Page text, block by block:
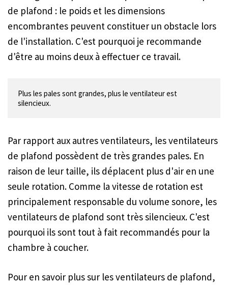
de plafond : le poids et les dimensions
encombrantes peuvent constituer un obstacle lors
de l'installation. C'est pourquoi je recommande
d'être au moins deux à effectuer ce travail.
Plus les pales sont grandes, plus le ventilateur est
Par rapport aux autres ventilateurs, les ventilateurs
de plafond possèdent de très grandes pales. En
raison de leur taille, ils déplacent plus d'air en une
seule rotation. Comme la vitesse de rotation est
principalement responsable du volume sonore, les
ventilateurs de plafond sont très silencieux. C'est
pourquoi ils sont tout à fait recommandés pour la
chambre à coucher.
Pour en savoir plus sur les ventilateurs de plafond,